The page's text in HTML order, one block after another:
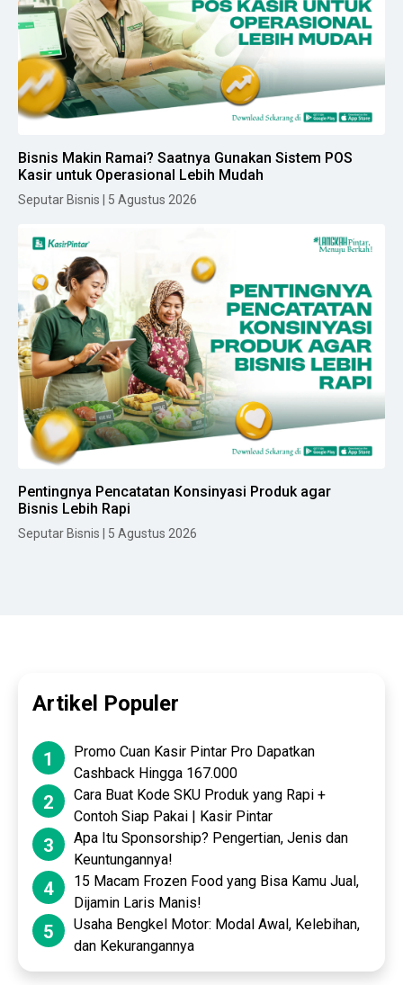
Bisnis Makin Ramai? Saatnya Gunakan Sistem POS
Kasir untuk Operasional Lebih Mudah
Seputar Bisnis | 5 Agustus 2026
Pentingnya Pencatatan Konsinyasi Produk agar
Bisnis Lebih Rapi
Seputar Bisnis | 5 Agustus 2026
Artikel Populer
1
Promo Cuan Kasir Pintar Pro Dapatkan
Cashback Hingga 167.000
2
Cara Buat Kode SKU Produk yang Rapi +
Contoh Siap Pakai | Kasir Pintar
3
Apa Itu Sponsorship? Pengertian, Jenis dan
Keuntungannya!
4
15 Macam Frozen Food yang Bisa Kamu Jual,
Dijamin Laris Manis!
5
Usaha Bengkel Motor: Modal Awal, Kelebihan,
dan Kekurangannya